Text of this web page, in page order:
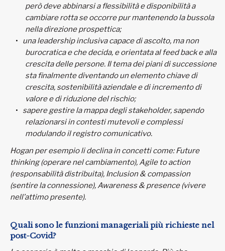
però deve abbinarsi a flessibilità e disponibilità a
cambiare rotta se occorre pur mantenendo la bussola
nella direzione prospettica;
una leadership inclusiva capace di ascolto, ma non
burocratica e che decida, e orientata al feed back e alla
crescita delle persone. Il tema dei piani di successione
sta finalmente diventando un elemento chiave di
crescita, sostenibilità aziendale e di incremento di
valore e di riduzione del rischio;
sapere gestire la mappa degli stakeholder, sapendo
relazionarsi in contesti mutevoli e complessi
modulando il registro comunicativo.
Hogan per esempio li declina in concetti come: Future
thinking (operare nel cambiamento), Agile to action
(responsabilità distribuita), Inclusion & compassion
(sentire la connessione), Awareness & presence (vivere
nell’attimo presente).
Quali sono le funzioni manageriali più richieste nel
post-Covid?